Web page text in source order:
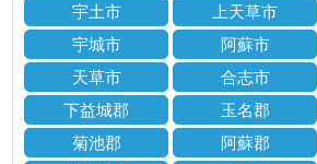
宇土市
上天草市
宇城市
阿蘇市
天草市
合志市
下益城郡
玉名郡
菊池郡
阿蘇郡